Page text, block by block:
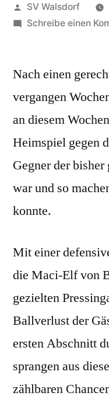
Veröffentlicht
von
SV Walsdorf
Schreibe einen
Nach einen
vergangen
an diesem
Heimspiel gegen
Gegner der
war und so
konnte.
Mit einer
die Maci-Elf von
gezielten
Ballverlust der
ersten Abschnitt
sprangen aus
zählbaren